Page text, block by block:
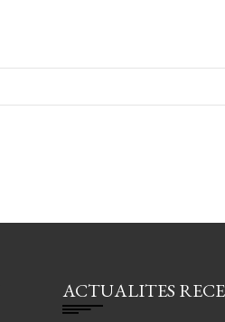
ACTUALITES